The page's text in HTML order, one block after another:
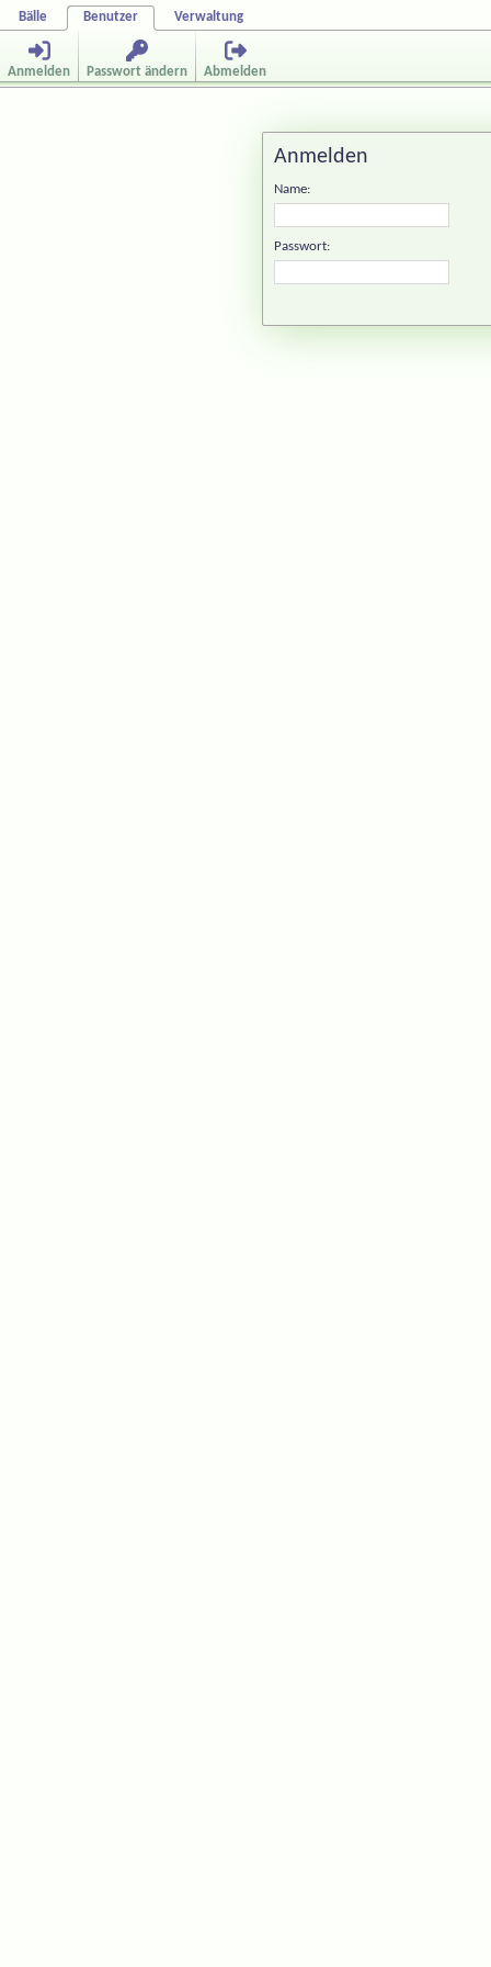
Bälle Benutzer Verwaltung
Anmelden Passwort ändern Abmelden
Anmelden
Name:
Passwort: